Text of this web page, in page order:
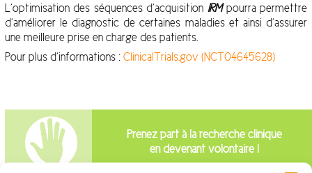
L’optimisation des séquences d’acquisition IRMpourra permettre
d’améliorer le diagnostic de certaines maladies et ainsi d’assurer
une meilleure prise en charge des patients.
Pour plus d’informations : ClinicalTrials.gov (NCT04645628)
Prenez part à la recherche clinique
en devenant volontaire !